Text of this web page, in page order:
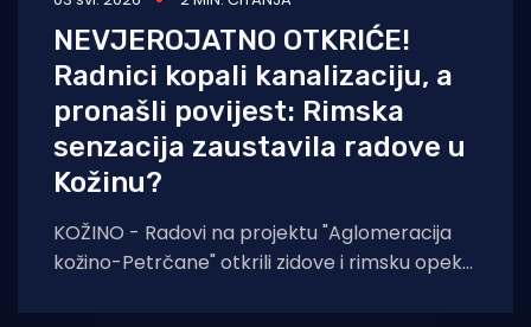
NEVJEROJATNO OTKRIĆE!
Radnici kopali kanalizaciju, a
pronašli povijest: Rimska
senzacija zaustavila radove u
Kožinu?
KOŽINO - Radovi na projektu "Aglomeracija
kožino-Petrčane" otkrili zidove i rimsku opeku